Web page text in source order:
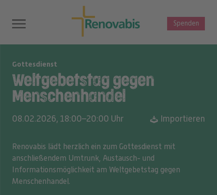
Spenden
Gottesdienst
Weltgebetstag gegen
Menschenhandel
08.02.2026, 18:00–20:00 Uhr Importieren
Renovabis lädt herzlich ein zum Gottesdienst mit
anschließendem Umtrunk, Austausch- und
Informationsmöglichkeit am Weltgebetstag gegen
Menschenhandel.